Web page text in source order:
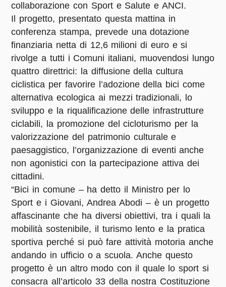
collaborazione con Sport e Salute e ANCI.
Il progetto, presentato questa mattina in
conferenza stampa, prevede una dotazione
finanziaria netta di 12,6 milioni di euro e si
rivolge a tutti i Comuni italiani, muovendosi lungo
quattro direttrici: la diffusione della cultura
ciclistica per favorire l’adozione della bici come
alternativa ecologica ai mezzi tradizionali, lo
sviluppo e la riqualificazione delle infrastrutture
ciclabili, la promozione del cicloturismo per la
valorizzazione del patrimonio culturale e
paesaggistico, l’organizzazione di eventi anche
non agonistici con la partecipazione attiva dei
cittadini.
“Bici in comune – ha detto il Ministro per lo
Sport e i Giovani,Andrea Abodi – è un progetto
affascinante che ha diversi obiettivi, tra i quali la
mobilità sostenibile, il turismo lento e la pratica
sportiva perché si può fare attività motoria anche
andando in ufficio o a scuola. Anche questo
progetto è un altro modo con il quale lo sport si
consacra all’articolo 33 della nostra Costituzione